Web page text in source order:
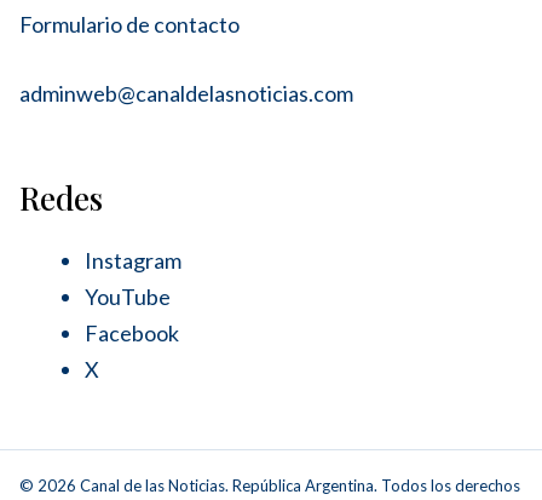
Formulario de contacto
adminweb@canaldelasnoticias.com
Redes
Instagram
YouTube
Facebook
X
© 2026 Canal de las Noticias. República Argentina. Todos los derechos